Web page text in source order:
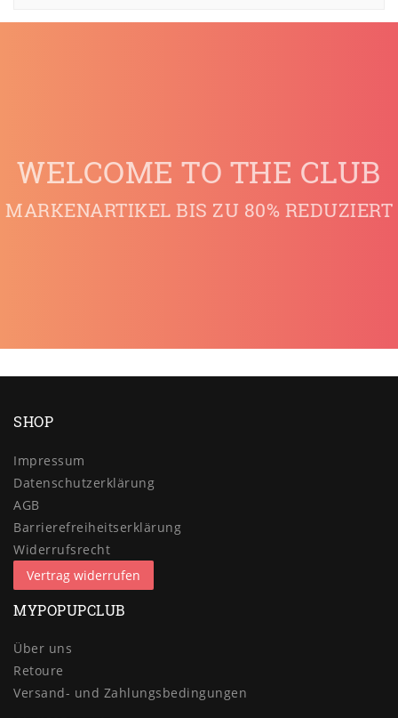
WELCOME TO THE CLUB
MARKENARTIKEL BIS ZU 80% REDUZIERT
SHOP
Impressum
Daten­schutz­erklärung
AGB
Barrierefreiheitserklärung
Widerrufs­recht
Vertrag widerrufen
MYPOPUPCLUB
Über uns
Retoure
Versand- und Zahlungsbedingungen